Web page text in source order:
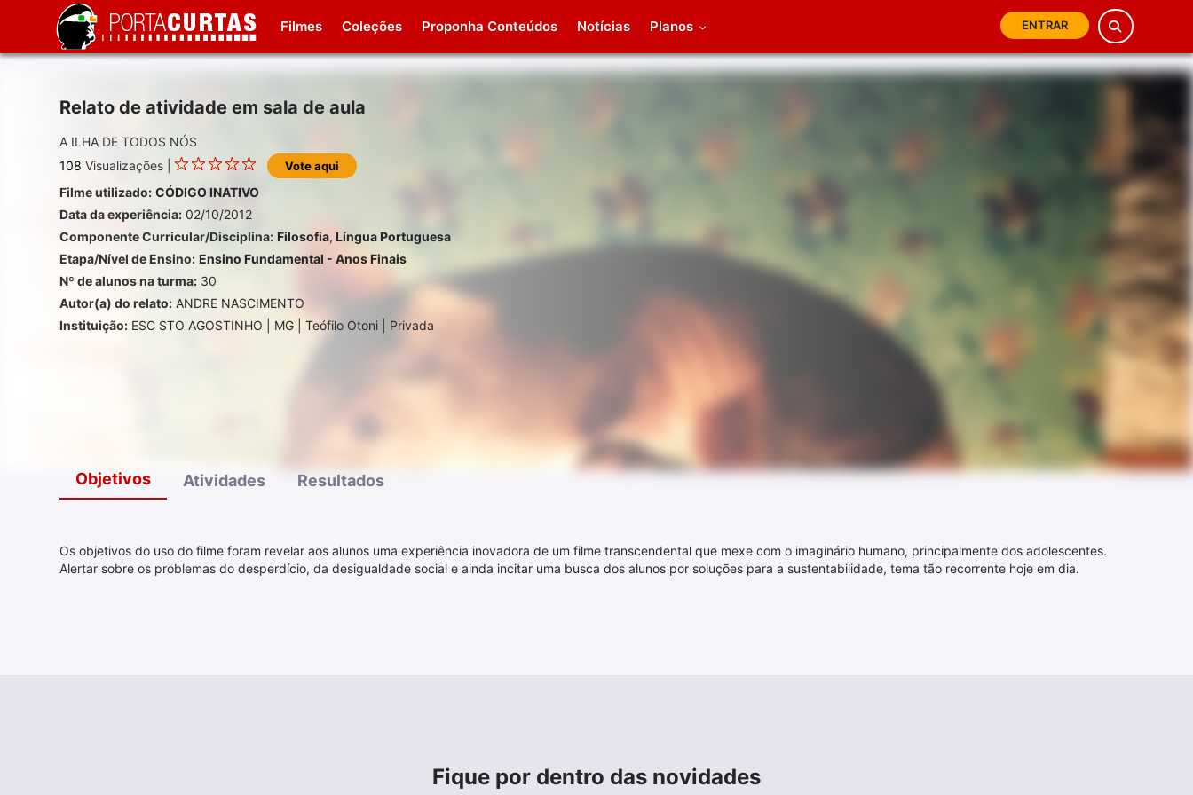
Filmes Coleções Proponha Conteúdos Notícias Planos ENTRAR
Relato de atividade em sala de aula
A ILHA DE TODOS NÓS
108 Visualizações | Vote aqui
Filme utilizado: CÓDIGO INATIVO
Data da experiência: 02/10/2012
Componente Curricular/Disciplina: Filosofia, Língua Portuguesa
Etapa/Nível de Ensino: Ensino Fundamental - Anos Finais
Nº de alunos na turma: 30
Autor(a) do relato: ANDRE NASCIMENTO
Instituição: ESC STO AGOSTINHO | MG | Teófilo Otoni | Privada
Objetivos Atividades Resultados
Os objetivos do uso do filme foram revelar aos alunos uma experiência inovadora de um filme transcendental que mexe com o imaginário humano, principalmente dos adolescentes.
Alertar sobre os problemas do desperdício, da desigualdade social e ainda incitar uma busca dos alunos por soluções para a sustentabilidade, tema tão recorrente hoje em dia.
Fique por dentro das novidades